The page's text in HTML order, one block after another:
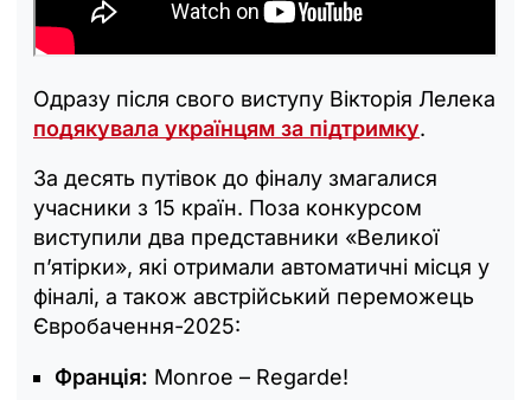
Одразу після свого виступу Вікторія Лелека
подякувала українцям за підтримку.
За десять путівок до фіналу змагалися
учасники з 15 країн. Поза конкурсом
виступили два представники «Великої
п’ятірки», які отримали автоматичні місця у
фіналі, а також австрійський переможець
Євробачення-2025:
Франція: Monroe – Regarde!